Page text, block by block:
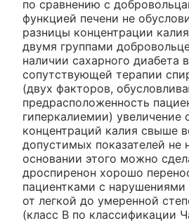
по сравнению с
функцией печени не
разницы концентрации
двумя группами
наличии сахарного диабета
сопутствующей терапии
(двух факторов,
предрасположенность
гиперкалиемии) увеличение
концентраций калия свыше
допустимых показателей не
основании этого можно
дроспиренон хорошо
пациентками с нарушениями
от легкой до умеренной
(класс B по классификации